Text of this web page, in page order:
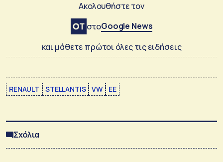
Ακολουθήστε τον
στοGoogle News
και μάθετε πρώτοι όλες τις ειδήσεις
RENAULT STELLANTIS VW ΕΕ
Σχόλια